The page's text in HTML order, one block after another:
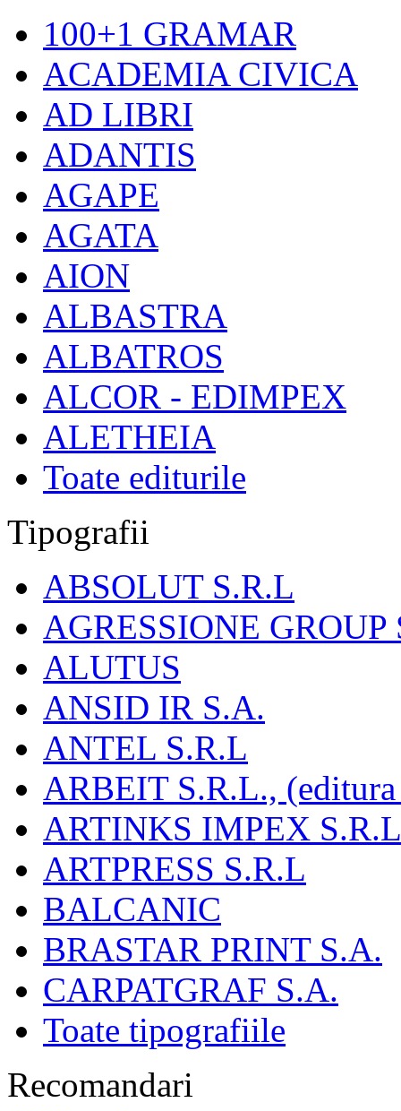
100+1 GRAMAR
ACADEMIA CIVICA
AD LIBRI
ADANTIS
AGAPE
AGATA
AION
ALBASTRA
ALBATROS
ALCOR - EDIMPEX
ALETHEIA
Toate editurile
Tipografii
ABSOLUT S.R.L
AGRESSIONE GROUP
ALUTUS
ANSID IR S.A.
ANTEL S.R.L
ARBEIT S.R.L.,
ARTINKS IMPEX
ARTPRESS S.R.L
BALCANIC
BRASTAR PRINT S.A.
CARPATGRAF S.A.
Toate tipografiile
Recomandari